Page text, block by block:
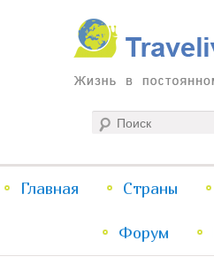
Traveliving
Жизнь в постоянном путешествии
менюГлавная Страны
Форум